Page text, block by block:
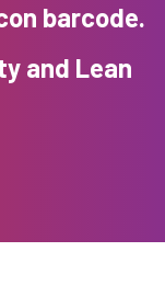
barcode.
and Lean